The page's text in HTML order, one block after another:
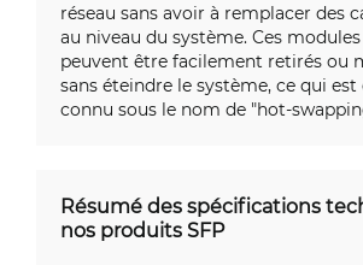
réseau sans avoir à remplacer des
au niveau du système. Ces
peuvent être facilement retirés ou
sans éteindre le système, ce qui
connu sous le nom de "hot-
Résumé des spécifications
nos produits SFP